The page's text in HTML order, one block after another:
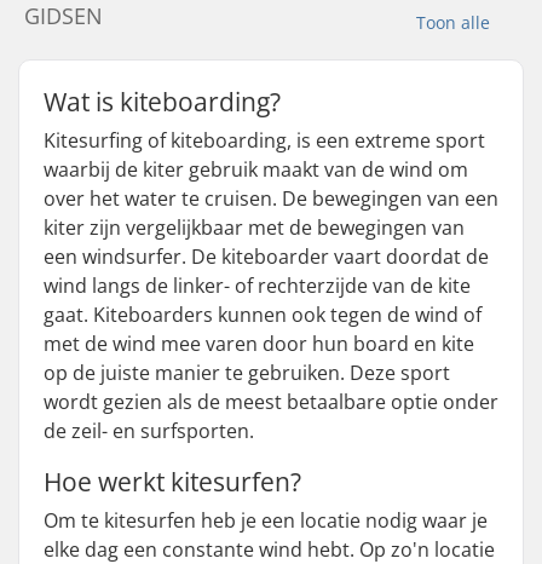
Toon alle
GIDSEN
Wat is kiteboarding?
Kitesurfing of kiteboarding, is een extreme sport
waarbij de kiter gebruik maakt van de wind om
over het water te cruisen. De bewegingen van een
kiter zijn vergelijkbaar met de bewegingen van
een windsurfer. De kiteboarder vaart doordat de
wind langs de linker- of rechterzijde van de kite
gaat. Kiteboarders kunnen ook tegen de wind of
met de wind mee varen door hun board en kite
op de juiste manier te gebruiken. Deze sport
wordt gezien als de meest betaalbare optie onder
de zeil- en surfsporten.
Hoe werkt kitesurfen?
Om te kitesurfen heb je een locatie nodig waar je
elke dag een constante wind hebt. Op zo'n locatie